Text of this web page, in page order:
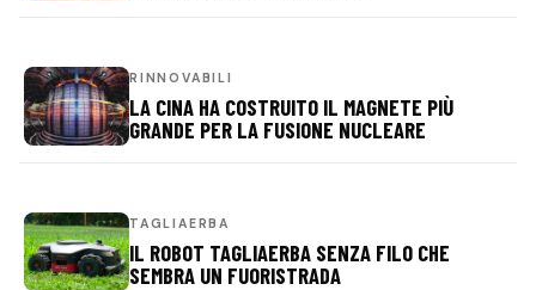
RINNOVABILI
LA CINA HA COSTRUITO IL MAGNETE PIÙ
GRANDE PER LA FUSIONE NUCLEARE
TAGLIAERBA
IL ROBOT TAGLIAERBA SENZA FILO CHE
SEMBRA UN FUORISTRADA